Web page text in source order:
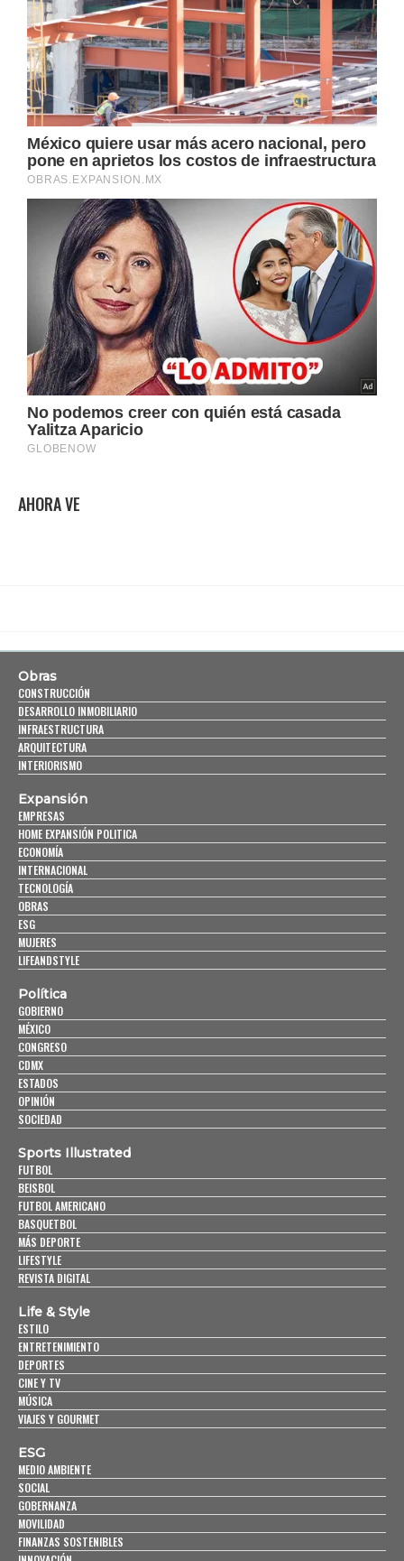
AHORA VE
Obras
CONSTRUCCIÓN
DESARROLLO INMOBILIARIO
INFRAESTRUCTURA
ARQUITECTURA
INTERIORISMO
Expansión
EMPRESAS
HOME EXPANSIÓN POLITICA
ECONOMÍA
INTERNACIONAL
TECNOLOGÍA
OBRAS
ESG
MUJERES
LIFEANDSTYLE
Política
GOBIERNO
MÉXICO
CONGRESO
CDMX
ESTADOS
OPINIÓN
SOCIEDAD
Sports Illustrated
FUTBOL
BEISBOL
FUTBOL AMERICANO
BASQUETBOL
MÁS DEPORTE
LIFESTYLE
REVISTA DIGITAL
Life & Style
ESTILO
ENTRETENIMIENTO
DEPORTES
CINE Y TV
MÚSICA
VIAJES Y GOURMET
ESG
MEDIO AMBIENTE
SOCIAL
GOBERNANZA
MOVILIDAD
FINANZAS SOSTENIBLES